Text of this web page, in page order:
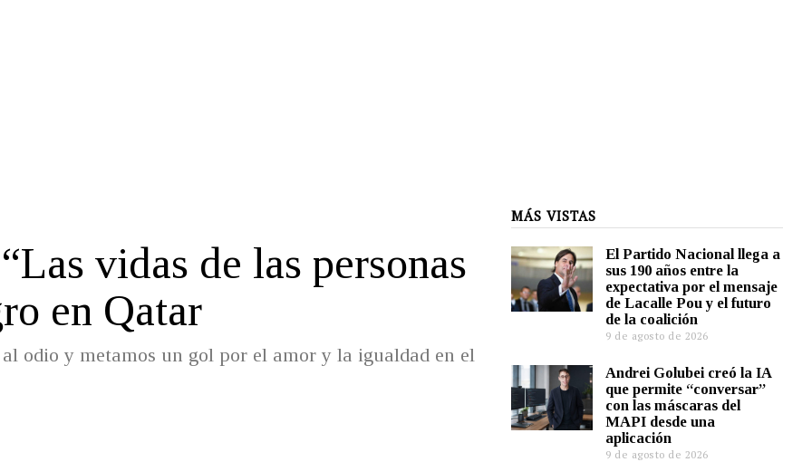
vidas de las personas
en Qatar
odio y metamos un gol por el amor y la igualdad en el
MÁS VISTAS
El Partido Nacional llega a
sus 190 años entre la
expectativa por el mensaje
de Lacalle Pou y el futuro
de la coalición
9 de agosto de 2026
Andrei Golubei creó la IA
que permite “conversar”
con las máscaras del
MAPI desde una
aplicación
9 de agosto de 2026